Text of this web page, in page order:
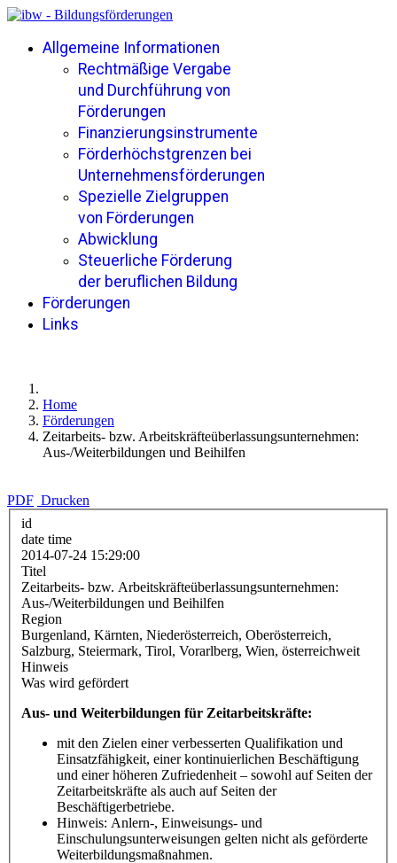
Allgemeine Informationen
Rechtmäßige Vergabe
und Durchführung von
Förderungen
Finanzierungsinstrumente
Förderhöchstgrenzen bei
Unternehmensförderungen
Spezielle Zielgruppen
von Förderungen
Abwicklung
Steuerliche Förderung
der beruflichen Bildung
Förderungen
Links
Home
Förderungen
Zeitarbeits- bzw. Arbeitskräfteüberlassungsunternehmen:
Aus-/Weiterbildungen und Beihilfen
PDF Drucken
id
date time
2014-07-24 15:29:00
Titel
Zeitarbeits- bzw. Arbeitskräfteüberlassungsunternehmen:
Aus-/Weiterbildungen und Beihilfen
Region
Burgenland, Kärnten, Niederösterreich, Oberösterreich,
Salzburg, Steiermark, Tirol, Vorarlberg, Wien, österreichweit
Hinweis
Was wird gefördert
Aus- und Weiterbildungen für Zeitarbeitskräfte:
mit den Zielen einer verbesserten Qualifikation und
Einsatzfähigkeit, einer kontinuierlichen Beschäftigung
und einer höheren Zufriedenheit – sowohl auf Seiten der
Zeitarbeitskräfte als auch auf Seiten der
Beschäftigerbetriebe.
Hinweis: Anlern-, Einweisungs- und
Einschulungsunterweisungen gelten nicht als geförderte
Weiterbildungsmaßnahmen.